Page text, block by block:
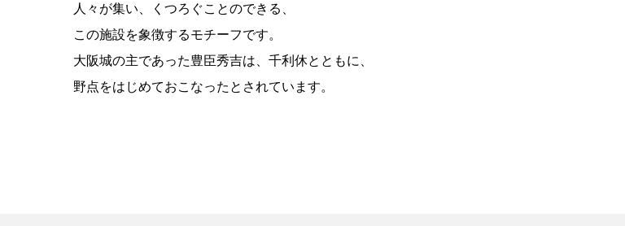
人々が集い、くつろぐことのできる、
この施設を象徴するモチーフです。
大阪城の主であった豊臣秀吉は、千利休とともに、
野点をはじめておこなったとされています。